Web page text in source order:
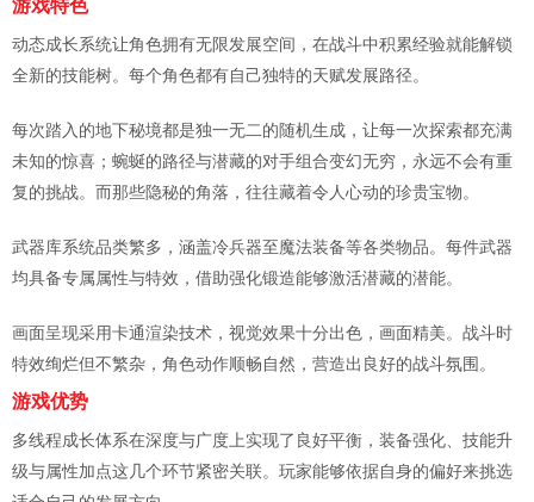
游戏特色
动态成长系统让角色拥有无限发展空间，在战斗中积累经验就能解锁
全新的技能树。每个角色都有自己独特的天赋发展路径。
每次踏入的地下秘境都是独一无二的随机生成，让每一次探索都充满
未知的惊喜；蜿蜒的路径与潜藏的对手组合变幻无穷，永远不会有重
复的挑战。而那些隐秘的角落，往往藏着令人心动的珍贵宝物。
武器库系统品类繁多，涵盖冷兵器至魔法装备等各类物品。每件武器
均具备专属属性与特效，借助强化锻造能够激活潜藏的潜能。
画面呈现采用卡通渲染技术，视觉效果十分出色，画面精美。战斗时
特效绚烂但不繁杂，角色动作顺畅自然，营造出良好的战斗氛围。
游戏优势
多线程成长体系在深度与广度上实现了良好平衡，装备强化、技能升
级与属性加点这几个环节紧密关联。玩家能够依据自身的偏好来挑选